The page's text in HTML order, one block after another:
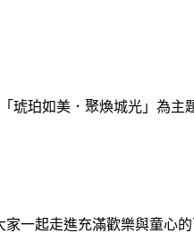
珀如美．聚煥城光」為
一起走進充滿歡樂與童心